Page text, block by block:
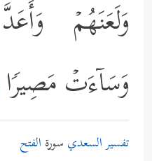
وَلَعَنَهُمۡ
وَسَاۤءَتۡ مَصِیرࣰا
تفسير السعدي سورة الفتح